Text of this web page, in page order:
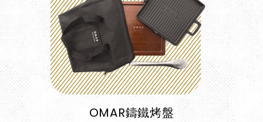
OMAR鑄鐵烤盤